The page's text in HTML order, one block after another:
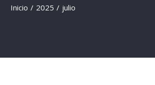
Inicio 2025 julio